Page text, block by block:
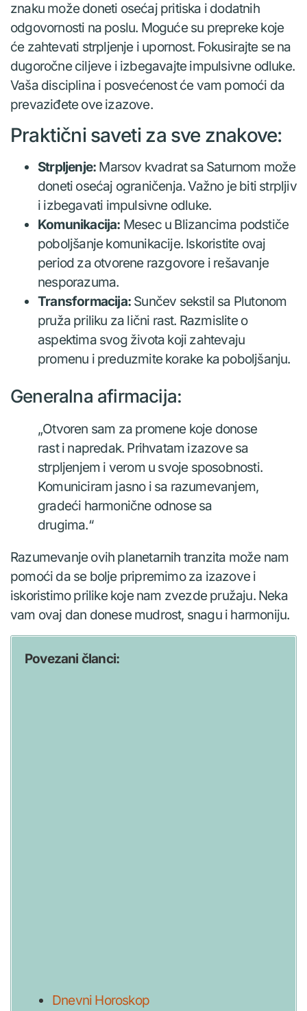
znaku može doneti osećaj pritiska i dodatnih
odgovornosti na poslu. Moguće su prepreke koje
će zahtevati strpljenje i upornost. Fokusirajte se na
dugoročne ciljeve i izbegavajte impulsivne odluke.
Vaša disciplina i posvećenost će vam pomoći da
prevaziđete ove izazove.
Praktični saveti za sve znakove:
Strpljenje: Marsov kvadrat sa Saturnom može
doneti osećaj ograničenja. Važno je biti strpljiv
i izbegavati impulsivne odluke.
Komunikacija: Mesec u Blizancima podstiče
poboljšanje komunikacije. Iskoristite ovaj
period za otvorene razgovore i rešavanje
nesporazuma.
Transformacija: Sunčev sekstil sa Plutonom
pruža priliku za lični rast. Razmislite o
aspektima svog života koji zahtevaju
promenu i preduzmite korake ka poboljšanju.
Generalna afirmacija:
„Otvoren sam za promene koje donose
rast i napredak. Prihvatam izazove sa
strpljenjem i verom u svoje sposobnosti.
Komuniciram jasno i sa razumevanjem,
gradeći harmonične odnose sa
drugima.“
Razumevanje ovih planetarnih tranzita može nam
pomoći da se bolje pripremimo za izazove i
iskoristimo prilike koje nam zvezde pružaju. Neka
vam ovaj dan donese mudrost, snagu i harmoniju.
Povezani članci:
Dnevni Horoskop